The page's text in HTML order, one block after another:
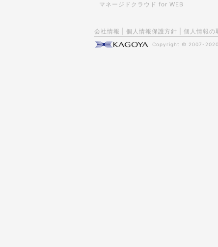
マネージドクラウド for WEB
会社情報 個人情報保護方針 個人情報の
Copyright © 2007-2020